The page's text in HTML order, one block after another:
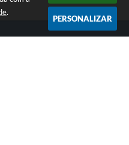
.
PERSONALIZAR